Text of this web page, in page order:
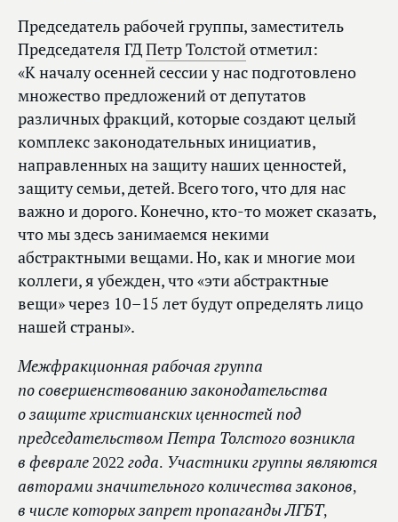
Председатель рабочей группы, заместитель
Председателя ГДПетр Толстойотметил:
«К началу осенней сессии у нас подготовлено
множество предложений от депутатов
различных фракций, которые создают целый
комплекс законодательных инициатив,
направленных на защиту наших ценностей,
защиту семьи, детей. Всего того, что для нас
важно и дорого. Конечно, кто‑то может сказать,
что мы здесь занимаемся некими
абстрактными вещами. Но, как и многие мои
коллеги, я убежден, что «эти абстрактные
вещи» через 10–15 лет будут определять лицо
нашей страны».
Межфракционная рабочая группа
по совершенствованию законодательства
о защите христианских ценностей под
председательством Петра Толстого возникла
в феврале 2022 года. Участники группы являются
авторами значительного количества законов,
в числе которых запрет пропаганды ЛГБТ,